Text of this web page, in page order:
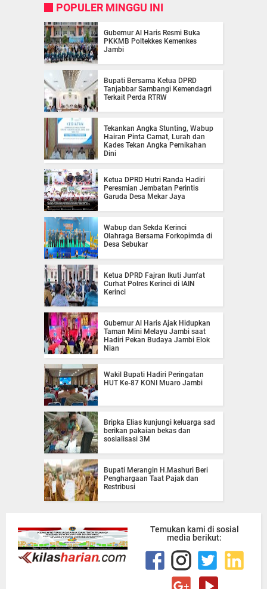
POPULER MINGGU INI
Gubernur Al Haris Resmi Buka
PKKMB Poltekkes Kemenkes
Jambi
Bupati Bersama Ketua DPRD
Tanjabbar Sambangi Kemendagri
Terkait Perda RTRW
Tekankan Angka Stunting, Wabup
Hairan Pinta Camat, Lurah dan
Kades Tekan Angka Pernikahan
Dini
Ketua DPRD Hutri Randa Hadiri
Peresmian Jembatan Perintis
Garuda Desa Mekar Jaya
Wabup dan Sekda Kerinci
Olahraga Bersama Forkopimda di
Desa Sebukar
Ketua DPRD Fajran Ikuti Jum’at
Curhat Polres Kerinci di IAIN
Kerinci
Gubernur Al Haris Ajak Hidupkan
Taman Mini Melayu Jambi saat
Hadiri Pekan Budaya Jambi Elok
Nian
Wakil Bupati Hadiri Peringatan
HUT Ke-87 KONI Muaro Jambi
Bripka Elias kunjungi keluarga sad
berikan pakaian bekas dan
sosialisasi 3M
Bupati Merangin H.Mashuri Beri
Penghargaan Taat Pajak dan
Restribusi
Temukan kami di sosial
media berikut: